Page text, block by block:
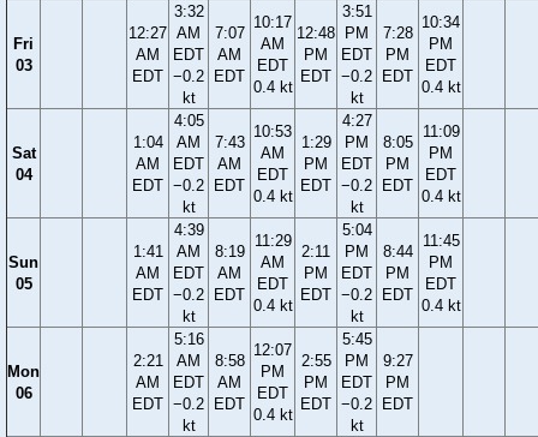
Fri
03
12:27
AM
EDT
3:32
AM
EDT
−0.2
kt
7:07
AM
EDT
10:17
AM
EDT
0.4 kt
12:48
PM
EDT
3:51
PM
EDT
−0.2
kt
7:28
PM
EDT
10:34
PM
EDT
0.4 kt
Sat
04
1:04
AM
EDT
4:05
AM
EDT
−0.2
kt
7:43
AM
EDT
10:53
AM
EDT
0.4 kt
1:29
PM
EDT
4:27
PM
EDT
−0.2
kt
8:05
PM
EDT
11:09
PM
EDT
0.4 kt
Sun
05
1:41
AM
EDT
4:39
AM
EDT
−0.2
kt
8:19
AM
EDT
11:29
AM
EDT
0.4 kt
2:11
PM
EDT
5:04
PM
EDT
−0.2
kt
8:44
PM
EDT
11:45
PM
EDT
0.4 kt
Mon
06
2:21
AM
EDT
5:16
AM
EDT
−0.2
kt
8:58
AM
EDT
12:07
PM
EDT
0.4 kt
2:55
PM
EDT
5:45
PM
EDT
−0.2
kt
9:27
PM
EDT